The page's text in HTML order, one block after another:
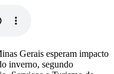
Gerais esperam impacto
inverno, segundo